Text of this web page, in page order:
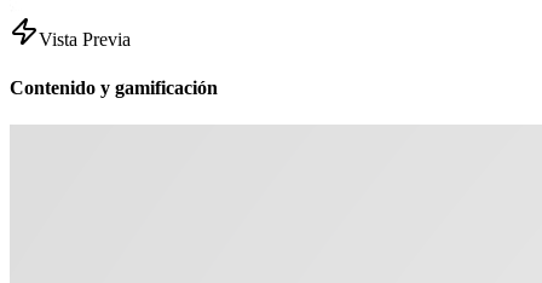
Vista Previa
Contenido y gamificación